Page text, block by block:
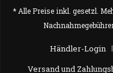
* Alle Preise inkl. gesetzl.
Händler-Login
Versand und